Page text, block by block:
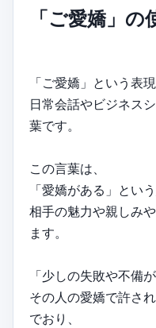
「ご愛嬌」の
「ご愛嬌」という表現
日常会話やビジネス
葉です。
この言葉は、
「愛嬌がある」とい
相手の魅力や親しみ
ます。
「少しの失敗や不備
その人の愛嬌で許さ
でおり、